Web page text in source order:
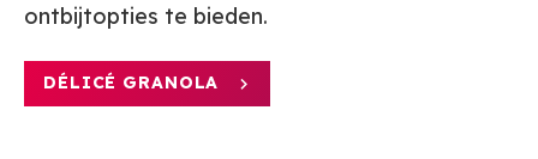
ontbijtopties te bieden.
DÉLICÉ GRANOLA